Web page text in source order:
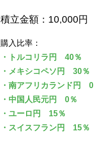
積立金額：10,000円
購入比率：
・トルコリラ円 40％
・メキシコペソ円 30％
・南アフリカランド円 0
・中国人民元円 0％
・ユーロ円 15％
・スイスフラン円 15％